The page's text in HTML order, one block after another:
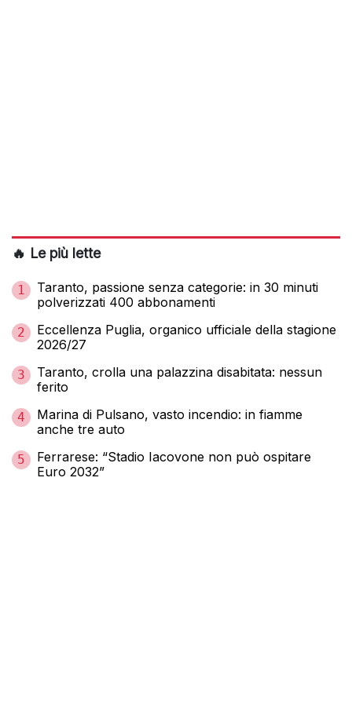
🔥 Le più lette
1
Taranto, passione senza categorie: in 30 minuti
polverizzati 400 abbonamenti
2
Eccellenza Puglia, organico ufficiale della stagione
2026/27
3
Taranto, crolla una palazzina disabitata: nessun
ferito
4
Marina di Pulsano, vasto incendio: in fiamme
anche tre auto
5
Ferrarese: “Stadio Iacovone non può ospitare
Euro 2032”